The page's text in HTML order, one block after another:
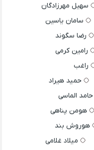
سهیل مهرزادگان
سامان یاسین
رضا سگوند
رامین کرمی
راغب
حمید هیراد
حامد الماسی
هومن پناهی
هوروش بند
میلاد غلامی